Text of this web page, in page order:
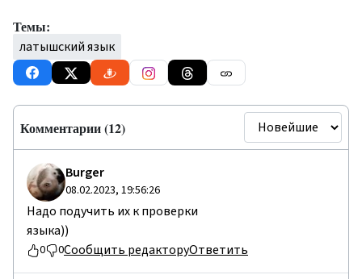
Темы:
латышский язык
Комментарии (12)
Burger
08.02.2023, 19:56:26
Надо подучить их к проверки
языка))
0 0Сообщить редакторуОтветить